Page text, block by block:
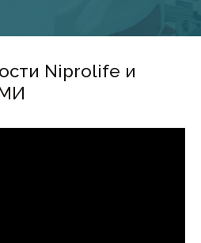
Niprolife и